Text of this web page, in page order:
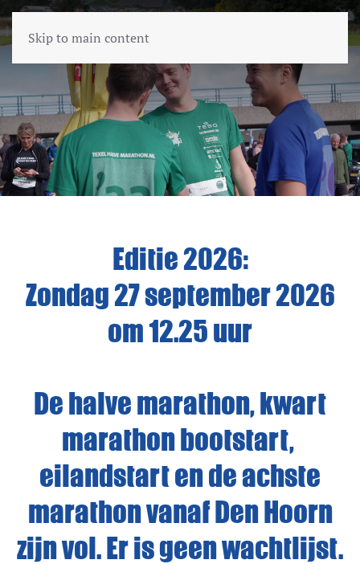
Skip to main content
Editie 2026:
Zondag 27 september 2026
om 12.25 uur
De halve marathon, kwart
marathon bootstart,
eilandstart en de achste
marathon vanaf Den Hoorn
zijn vol. Er is geen wachtlijst.